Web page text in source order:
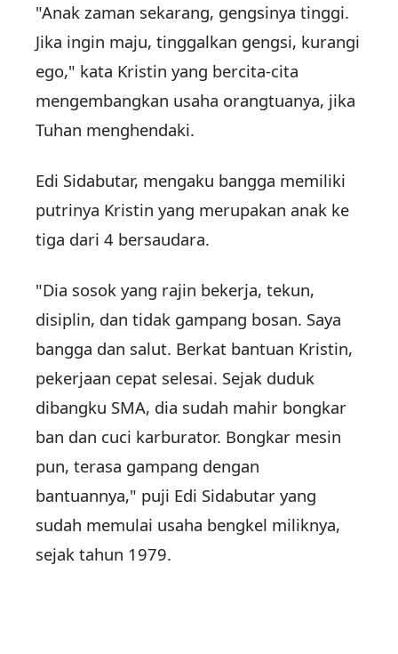
"Anak zaman sekarang, gengsinya tinggi.
Jika ingin maju, tinggalkan gengsi, kurangi
ego," kata Kristin yang bercita-cita
mengembangkan usaha orangtuanya, jika
Tuhan menghendaki.
Edi Sidabutar, mengaku bangga memiliki
putrinya Kristin yang merupakan anak ke
tiga dari 4 bersaudara.
"Dia sosok yang rajin bekerja, tekun,
disiplin, dan tidak gampang bosan. Saya
bangga dan salut. Berkat bantuan Kristin,
pekerjaan cepat selesai. Sejak duduk
dibangku SMA, dia sudah mahir bongkar
ban dan cuci karburator. Bongkar mesin
pun, terasa gampang dengan
bantuannya," puji Edi Sidabutar yang
sudah memulai usaha bengkel miliknya,
sejak tahun 1979.